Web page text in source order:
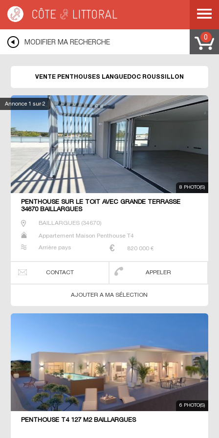
Penthouses>MEDITERRANEE LANGUEDOC ROUSSILLON
MODIFIER MA RECHERCHE
0
Annonce 1 sur 2
VENTE PENTHOUSES LANGUEDOC ROUSSILLON
8 PHOTO(S)
PENTHOUSE SUR LE TOIT AVEC GRANDE TERRASSE
34670 BAILLARGUES
BAILLARGUES(34670)
Appartement Maison Penthouse T4
Arrière pays 820 000 €
CONTACT APPELER
AJOUTER A MA SÉLECTION
6 PHOTO(S)
PENTHOUSE T4 127 M2 BAILLARGUES